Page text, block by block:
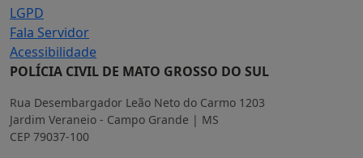
LGPD
Fala Servidor
Acessibilidade
POLÍCIA CIVIL DE MATO GROSSO DO SUL
Rua Desembargador Leão Neto do Carmo 1203
Jardim Veraneio - Campo Grande | MS
CEP 79037-100